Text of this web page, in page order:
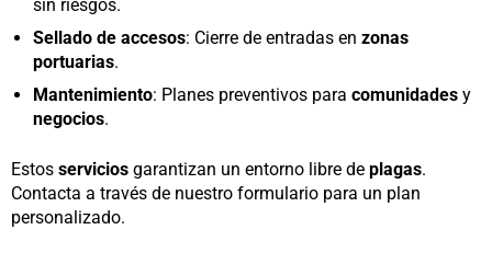
sin riesgos.
Sellado de accesos: Cierre de entradas en zonas
portuarias.
Mantenimiento: Planes preventivos para comunidades y
negocios.
Estos servicios garantizan un entorno libre de plagas.
Contacta a través de nuestro formulario para un plan
personalizado.